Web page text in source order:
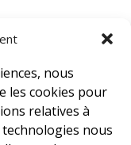
nous
les cookies pour
relatives à
nous